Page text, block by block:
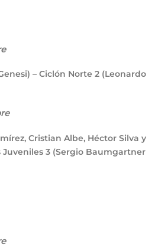
– Ciclón Norte 2 (Leonardo
Cristian Albe, Héctor Silva y
Juveniles 3 (Sergio Baumgartner